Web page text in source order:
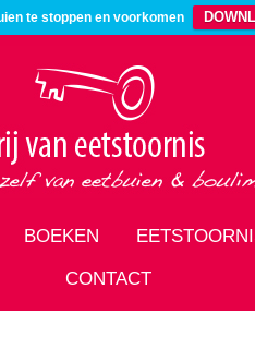
te stoppen en voorkomen
BOEKEN
CONTACT